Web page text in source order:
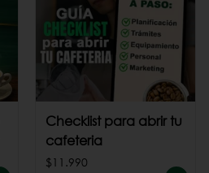
Checklist para abrir tu
cafeteria
$11.990